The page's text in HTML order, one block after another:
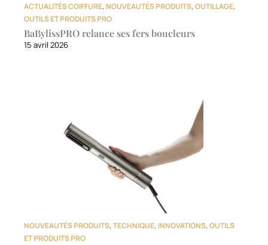
ACTUALITÉS COIFFURE, NOUVEAUTÉS PRODUITS,OUTILLAGE,
OUTILS ET PRODUITS PRO
BaBylissPRO relance ses fers boucleurs
15 avril 2026
NOUVEAUTÉS PRODUITS,TECHNIQUE, INNOVATIONS,OUTILS
ET PRODUITS PRO